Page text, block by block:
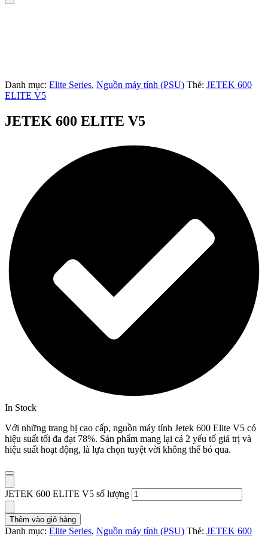
Danh mục: Elite Series, Nguồn máy tính (PSU) Thẻ: JETEK 600
ELITE V5
JETEK 600 ELITE V5
In Stock
Với những trang bị cao cấp, nguồn máy tính Jetek 600 Elite V5 có
hiệu suất tối đa đạt 78%. Sản phẩm mang lại cả 2 yếu tố giá trị và
hiệu suất hoạt động, là lựa chọn tuyệt vời không thể bỏ qua.
JETEK 600 ELITE V5 số lượng
Thêm vào giỏ hàng
Danh mục: Elite Series, Nguồn máy tính (PSU) Thẻ: JETEK 600